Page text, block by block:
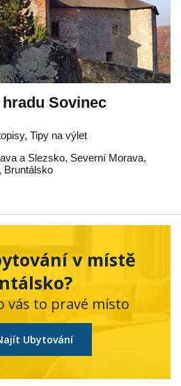
Sovinec
Tipy na výlet
a Slezsko, Severní Morava,
Bruntálsko
v místě
vás to pravé místo
Ubytování